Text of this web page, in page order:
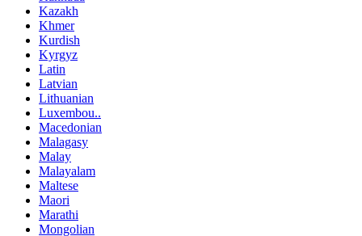
Kazakh
Khmer
Kurdish
Kyrgyz
Latin
Latvian
Lithuanian
Luxembou..
Macedonian
Malagasy
Malay
Malayalam
Maltese
Maori
Marathi
Mongolian